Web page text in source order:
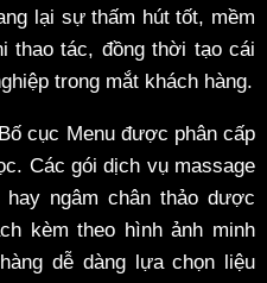
lại sự thấm hút tốt, mềm
thao tác, đồng thời tạo cái
trong mắt khách hàng.
Bố cục Menu được phân cấp
Các gói dịch vụ massage
ngâm chân thảo dược
kèm theo hình ảnh minh
dễ dàng lựa chọn liệu